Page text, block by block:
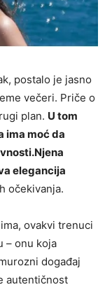
postalo je jasno
večeri. Priče o
plan. U tom
ima moć da
Njena
elegancija
očekivanja.
ovakvi trenuci
– onu koja
događaj
autentičnost